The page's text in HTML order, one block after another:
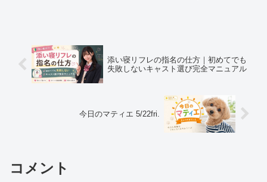
添い寝リフレの指名の仕方｜初めてでも
失敗しないキャスト選び完全マニュアル
今日のマティエ 5/22fri.
コメント